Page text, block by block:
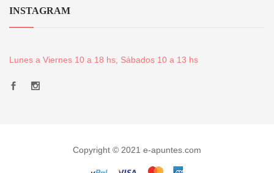
INSTAGRAM
Lunes a Viernes 10 a 18 hs, Sábados 10 a 13 hs
Copyright © 2021 e-apuntes.com